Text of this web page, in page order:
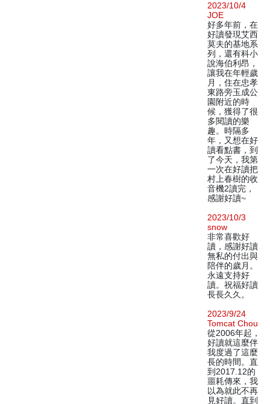
2023/10/4
JOE
好多年前，在
好讀發現艾西
莫夫的基地系
列，還有科小
說海伯利昂，
讓我在年輕歲
月，住在忠孝
東路旁玉成公
園附近的時
候，獲得了很
多閱讀的樂
趣。時隔多
年，又想在好
讀看點書，到
了今天，我第
一次在好讀把
村上春樹的收
音機2讀完，
感謝好讀~
2023/10/3
snow
非常喜歡好
讀，感謝好讀
無私的付出與
陪伴的歲月。
永遠支持好
讀。祝福好讀
長長久久。
2023/9/24
Tomcat Chou
從2006年起，
好讀就這麼伴
我度過了這麼
長的時間。直
到2017.12的
噩耗傳來，我
以為就此不再
見好讀。直到